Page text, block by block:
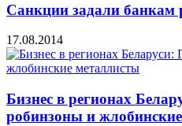
Санкции задали банкам
17.08.2014
Бизнес в регионах
робинзоны и